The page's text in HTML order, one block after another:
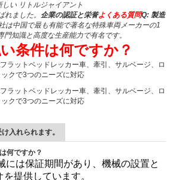
い リトルジャイアント
ました。 企業の認証と栄誉よくある質問Q: 製造
は中国で最も有能で著名な特殊車両メーカーの1
知識と高度な生産能力で有名です。
条件は何ですか？
入れられます。
何ですか？
には保証期間があり、機械の設置と
提供しています。